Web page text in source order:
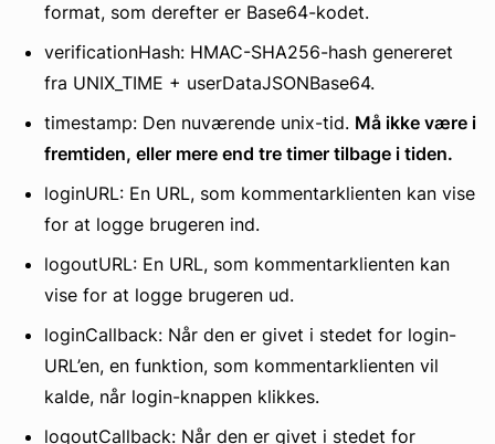
format, som derefter er Base64-kodet.
verificationHash: HMAC-SHA256-hash genereret
fra UNIX_TIME + userDataJSONBase64.
timestamp: Den nuværende unix-tid. Må ikke være i
fremtiden, eller mere end tre timer tilbage i tiden.
loginURL: En URL, som kommentarklienten kan vise
for at logge brugeren ind.
logoutURL: En URL, som kommentarklienten kan
vise for at logge brugeren ud.
loginCallback: Når den er givet i stedet for login-
URL’en, en funktion, som kommentarklienten vil
kalde, når login-knappen klikkes.
logoutCallback: Når den er givet i stedet for